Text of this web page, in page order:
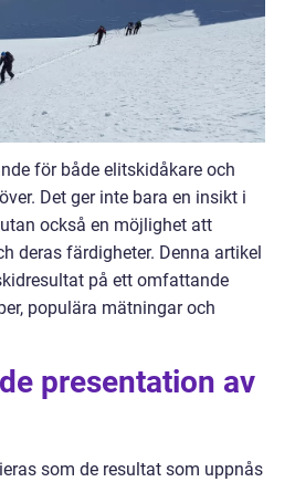
för både elitskidåkare och
Det ger inte bara en insikt i
också en möjlighet att
deras färdigheter. Denna artikel
på ett omfattande
populära mätningar och
presentation av
som de resultat som uppnås